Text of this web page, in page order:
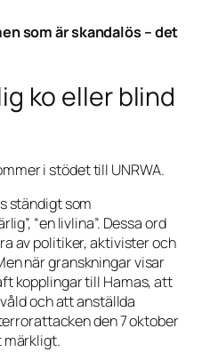
som är skandalös – det
ko eller blind
i stödet till UNRWA.
ständigt som
“en livlina”. Dessa ord
av politiker, aktivister och
när granskningar visar
kopplingar till Hamas, att
och att anställda
den 7 oktober
märkligt.